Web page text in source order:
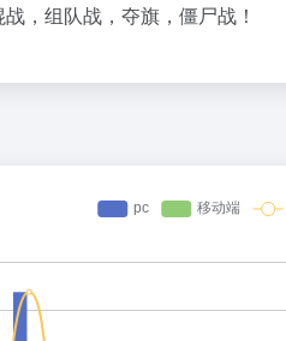
，组队战，夺旗，僵尸战！